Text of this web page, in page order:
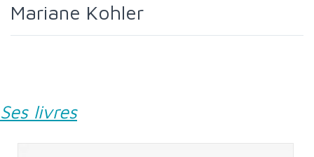
Mariane Kohler
Ses livres